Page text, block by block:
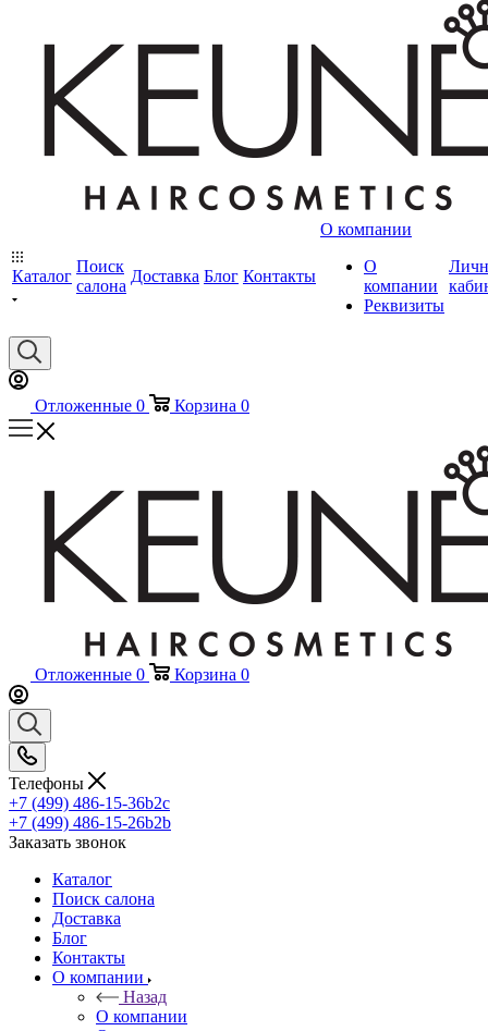
Каталог
Поиск
салона
Доставка Блог Контакты
О компании
О
компании
Реквизиты
Отложенные 0 Корзина 0
Отложенные 0 Корзина 0
Телефоны
+7 (499) 486-15-36b2c
+7 (499) 486-15-26b2b
Заказать звонок
Каталог
Поиск салона
Доставка
Блог
Контакты
О компании
Назад
О компании